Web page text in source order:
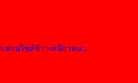
แฟรนไชส์ข้าวเหนียวหม...